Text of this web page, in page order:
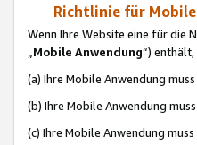
Richtlinie für
Wenn Ihre Website eine für die
„Mobile Anwendung“)
(a) Ihre Mobile Anwendung
(b) Ihre Mobile Anwendung
(c) Ihre Mobile Anwendung